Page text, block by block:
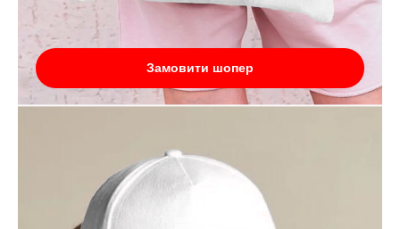
Замовити шопер